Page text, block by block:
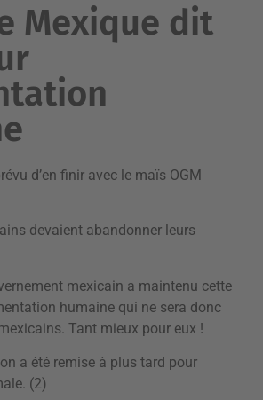
Mexique dit
d’en finir avec le maïs OGM
devaient abandonner leurs
mexicain a maintenu cette
humaine qui ne sera donc
Tant mieux pour eux !
a été remise à plus tard pour
(2)